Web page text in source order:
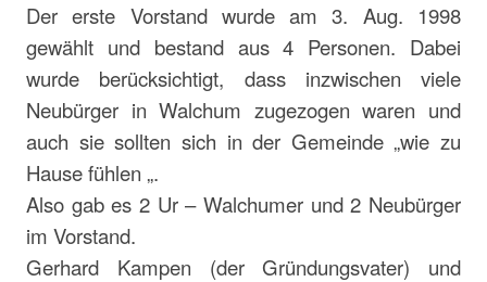
Der erste Vorstand wurde am 3. Aug. 1998
gewählt und bestand aus 4 Personen. Dabei
wurde berücksichtigt, dass inzwischen viele
Neubürger in Walchum zugezogen waren und
auch sie sollten sich in der Gemeinde „wie zu
Hause fühlen „.
Also gab es 2 Ur – Walchumer und 2 Neubürger
im Vorstand.
Gerhard Kampen (der Gründungsvater) und